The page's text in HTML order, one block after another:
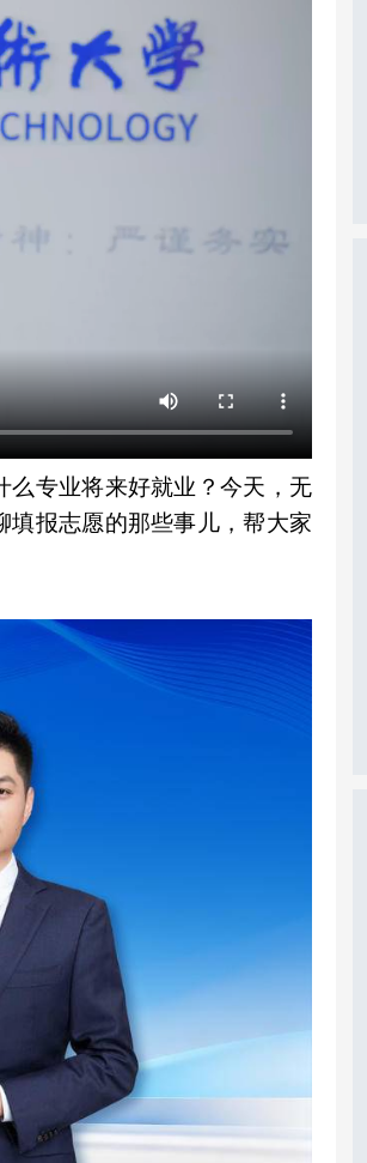
么专业将来好就业？今天，无
报志愿的那些事儿，帮大家